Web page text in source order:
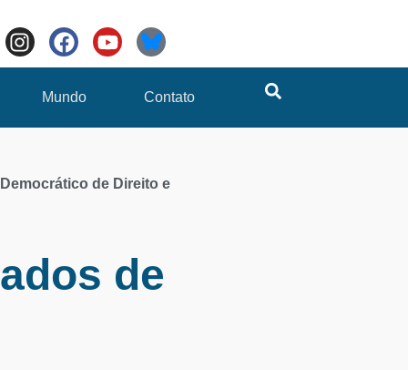
Mundo Contato
de Direito e
de